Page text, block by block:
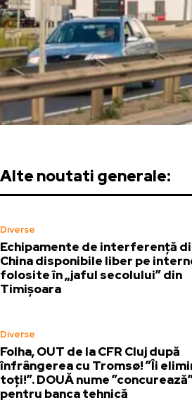
Alte noutati generale:
Diverse
Echipamente de interferență
China disponibile liber pe
folosite în „jaful secolului” din
Timișoara
Diverse
Folha, OUT de la CFR Cluj după
înfrângerea cu Tromsø! ”Îi
toți!”. DOUĂ nume
pentru banca tehnică